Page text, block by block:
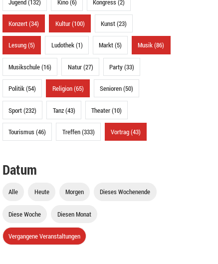
Jugend (132) Kino (6) Kongress (2)
Konzert (34) Kultur (100) Kunst (23)
Lesung (5) Ludothek (1) Markt (5) Musik (86)
Musikschule (16) Natur (27) Party (33)
Politik (54) Religion (65) Senioren (50)
Sport (232) Tanz (43) Theater (10)
Tourismus (46) Treffen (333) Vortrag (43)
Datum
Alle Heute Morgen Dieses Wochenende
Diese Woche Diesen Monat
Vergangene Veranstaltungen